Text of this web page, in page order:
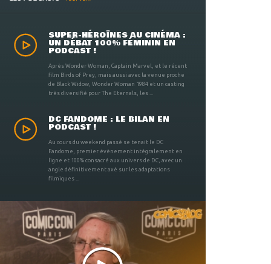
SUPER-HÉROÏNES AU CINÉMA :
UN DÉBAT 100% FÉMININ EN
PODCAST !
Après Wonder Woman, Captain Marvel, et le récent
film Birds of Prey, mais aussi avec la venue proche
de Black Widow, Wonder Woman 1984 et un casting
très diversifié pour The Eternals, les ...
DC FANDOME : LE BILAN EN
PODCAST !
Au cours du weekend passé se tenait le DC
Fandome, premier évènement intégralement en
ligne et 100% consacré aux univers de DC, avec un
angle définitivement axé sur les adaptations
filmiques ...